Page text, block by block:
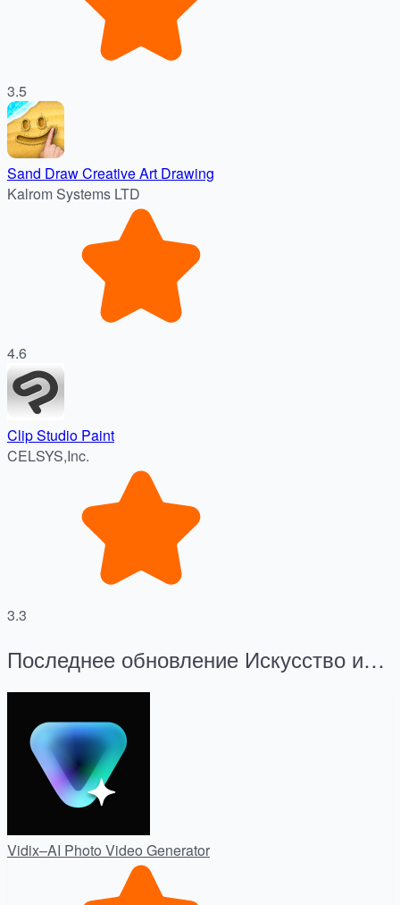
3.5
Sand Draw Creative Art Drawing
Kalrom Systems LTD
4.6
Clip Studio Paint
CELSYS,Inc.
3.3
Последнее обновление Искусство и
дизайн Приложения
Vidix–AI Photo Video Generator